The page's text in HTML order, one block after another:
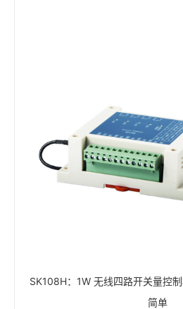
SK108H：1W 无线四路开关量控制模块 带跳频抗干扰 接口
简单